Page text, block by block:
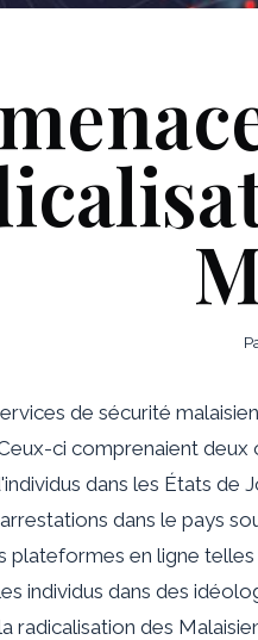
de sécurité
ci comprenaient
dans les États de
dans le pays
plateformes en ligne
individus dans des
radicalisation des